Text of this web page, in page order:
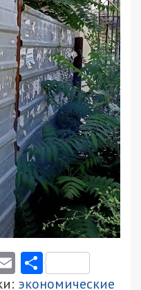
Email
экономические